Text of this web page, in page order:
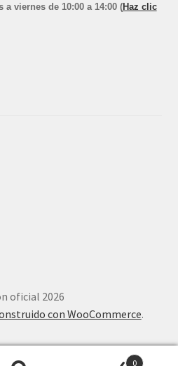
a viernes de 10:00 a 14:00 (Haz clic
oficial 2026
con WooCommerce.
0